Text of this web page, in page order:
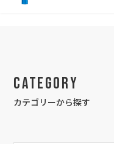
Category
カテゴリーから探す